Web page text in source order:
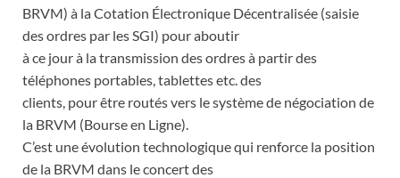
BRVM) à la Cotation Électronique Décentralisée (saisie
des ordres par les SGI) pour aboutir
à ce jour à la transmission des ordres à partir des
téléphones portables, tablettes etc. des
clients, pour être routés vers le système de négociation de
la BRVM (Bourse en Ligne).
C’est une évolution technologique qui renforce la position
de la BRVM dans le concert des